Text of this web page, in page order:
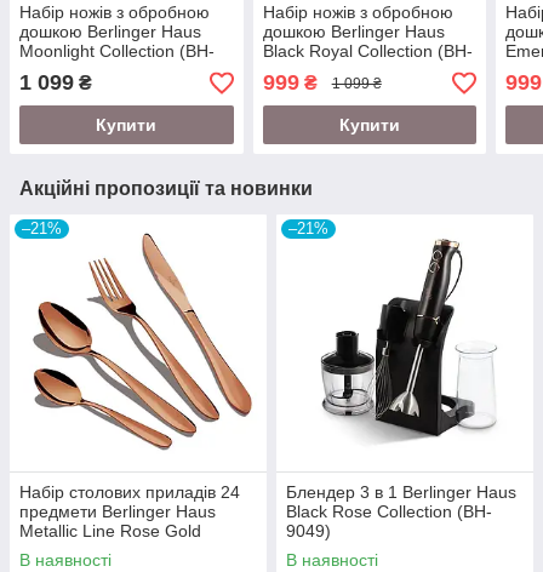
Набір ножів з обробною
дошкою Berlinger Haus
Moonlight Collection (BH-
2556)
1 099 ₴
Купити
Набір ножів з обробною
дошкою Berlinger Haus
Black Royal Collection (BH-
2549)
999₴ 1 099 ₴
Купити
999
Акційні пропозиції та новинки
–21%
Набір столових приладів 24
предмети Berlinger Haus
Metallic Line Rose Gold
Edition (BH-2623)
В наявності
–21%
Блендер 3 в 1 Berlinger Haus
Black Rose Collection (BH-
9049)
В наявності